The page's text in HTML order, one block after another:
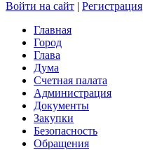
Войти на сайт | Регистрация
Главная
Город
Глава
Дума
Счетная палата
Администрация
Документы
Закупки
Безопасность
Обращения